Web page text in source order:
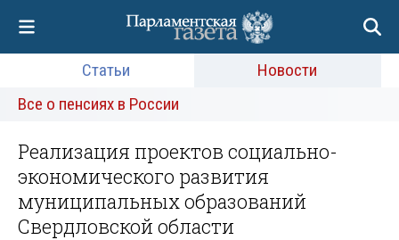
Статьи
Новости
Все о пенсиях в России
Реализация проектов социально-
экономического развития
муниципальных образований
Свердловской области